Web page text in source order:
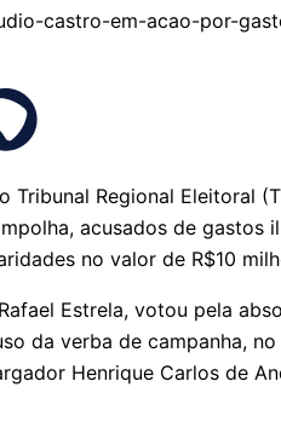
Tribunal Regional
acusados de
no valor de R$10
Estrela, votou pela
da verba de campanha,
Henrique Carlos de